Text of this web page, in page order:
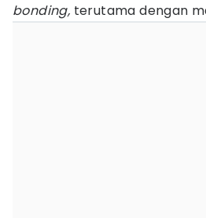
bonding, terutama dengan